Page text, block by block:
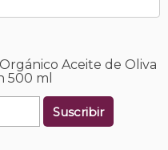
Aceite de Oliva
500 ml
Suscribir